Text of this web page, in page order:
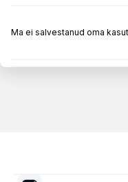
Ma ei salvestanud oma